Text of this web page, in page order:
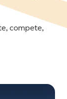
compete,